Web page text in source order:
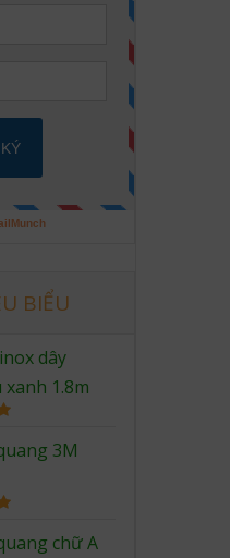
BIỂU
dây
xanh 1.8m
3M
chữ A